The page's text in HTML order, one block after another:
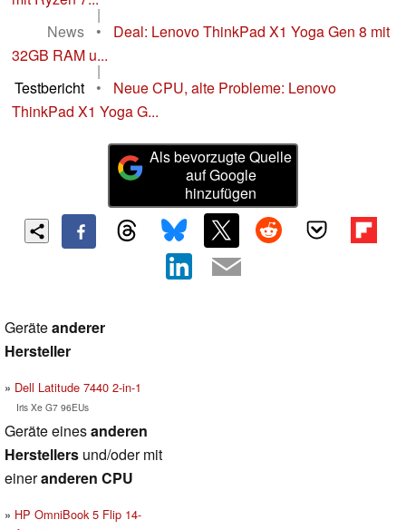
|
News
•
Deal: Lenovo ThinkPad X1 Yoga Gen 8 mit
32GB RAM u...
|
Testbericht
•
Neue CPU, alte Probleme: Lenovo
ThinkPad X1 Yoga G...
Als bevorzugte Quelle
auf Google
hinzufügen
Geräteanderer
Hersteller
Dell Latitude 7440 2-in-1
Iris Xe G7 96EUs
Geräte einesanderen
Herstellers und/oder mit
eineranderen CPU
HP OmniBook 5 Flip 14-